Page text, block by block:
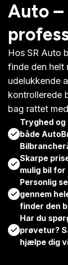
Auto
Hos SR Auto
finde den helt
udelukkende
kontrollerede
bag rattet
Tryghed
både
Skarpe
mulig bil
Personlig
gennem
finder den
Har du
prøvetur?
hjælpe dig